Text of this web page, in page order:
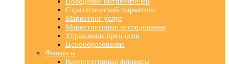
Стратегический маркетинг
Маркетинг услуг
Маркетинговые исследования
Управление брендами
Ценообразование
Финансы
Корпоративные финансы